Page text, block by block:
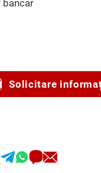
bancar
Solicitare